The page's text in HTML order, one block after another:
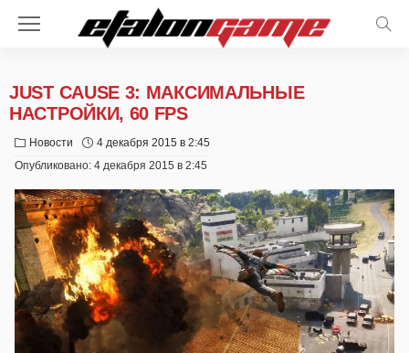
JUST CAUSE 3: МАКСИМАЛЬНЫЕ
НАСТРОЙКИ, 60 FPS
Новости
4 декабря 2015 в 2:45
Опубликовано: 4 декабря 2015 в 2:45